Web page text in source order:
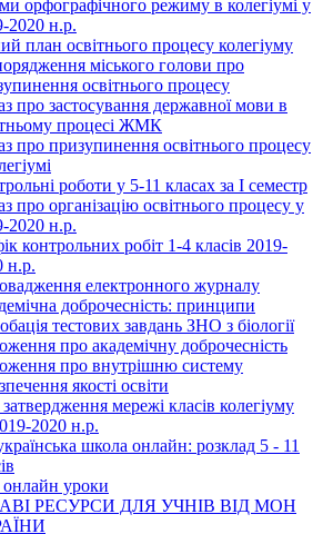
орфографічного режиму в колегіумі у
2020 н.р.
план освітнього процесу колегіуму
міського голови про
освітнього процесу
про застосування державної мови в
процесі ЖМК
про призупинення освітнього процесу
роботи у 5-11 класах за І семестр
про організацію освітнього процесу у
2020 н.р.
контрольних робіт 1-4 класів 2019-
н.р.
електронного журналу
доброчесність: принципи
тестових завдань ЗНО з біології
про академічну доброчесність
про внутрішню систему
якості освіти
мережі класів колегіуму
2020 н.р.
школа онлайн: розклад 5 - 11
уроки
РЕСУРСИ ДЛЯ УЧНІВ ВІД МОН